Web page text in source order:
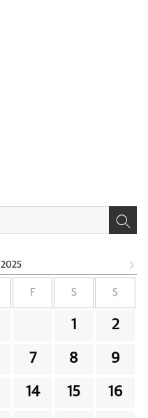
2025
F S S
1 2
7 8 9
14 15 16